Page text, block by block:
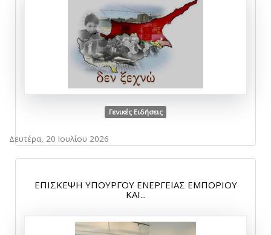
Γενικές Ειδήσεις
Δευτέρα, 20 Ιουλίου 2026
ΕΠΙΣΚΕΨΗ ΥΠΟΥΡΓΟΥ ΕΝΕΡΓΕΙΑΣ ΕΜΠΟΡΙΟΥ
ΚΑΙ...